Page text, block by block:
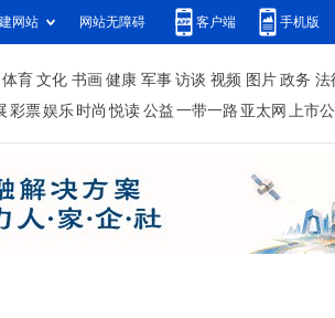
网站 网站无障碍 客户端 手机版
体育 文化 书画 健康 军事 访谈 视频 图片 政务 法
彩票娱乐 时尚 悦读 公益 一带一路 亚太网 上市